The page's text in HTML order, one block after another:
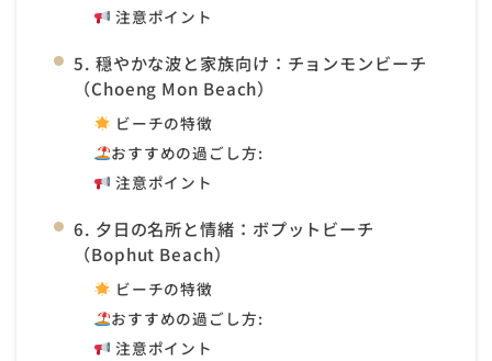
注意ポイント
5. 穏やかな波と家族向け：チョンモンビーチ
（Choeng Mon Beach）
ビーチの特徴
おすすめの過ごし方:
注意ポイント
6. 夕日の名所と情緒：ボプットビーチ
（Bophut Beach）
ビーチの特徴
おすすめの過ごし方:
注意ポイント